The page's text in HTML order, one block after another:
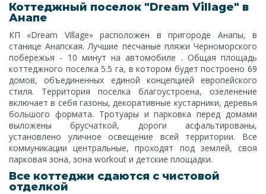
Коттеджный поселок "Dream Village" в
Анапе
КП «Dream Village» расположен в пригороде Анапы, в
станице Анапская. Лучшие песчаные пляжи Черноморского
побережья - 10 минут на автомобиле . Общая площадь
коттеджного поселка 5.5 га, в котором будет построено 69
домов, объединенных единой концепцией европейского
стиля. Территория поселка благоустроена, озеленение
включает в себя газоны, декоративные кустарники, деревья
большого формата. Тротуары и парковка перед домами
выложены брусчаткой, дороги асфальтированы,
установлено уличное освещение всей территории. Все
коммуникации центральные, проходят под землей, своя
парковая зона, зона workout и детские площадки.
Все коттеджи сдаются с чистовой
отделкой